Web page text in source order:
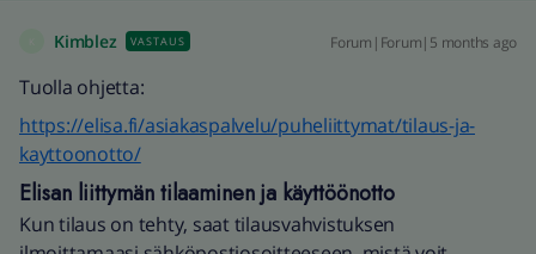
Kimblez VASTAUS Forum|Forum|5 months ago
Tuolla ohjetta:
https://elisa.fi/asiakaspalvelu/puheliittymat/tilaus-ja-
kayttoonotto/
Elisan liittymän tilaaminen ja käyttöönotto
Kun tilaus on tehty, saat tilausvahvistuksen